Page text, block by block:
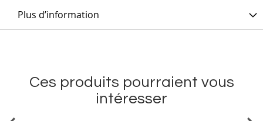
Plus d’information
Ces produits pourraient vous
intéresser